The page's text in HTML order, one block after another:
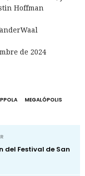
Hoffman
de 2024
MEGALÓPOLIS
del Festival de San